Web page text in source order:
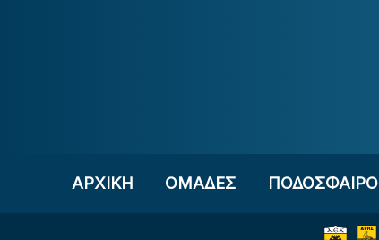
ΑΡΧΙΚΗ OΜΑΔΕΣ ΠΟΔΟΣΦΑΙΡΟ